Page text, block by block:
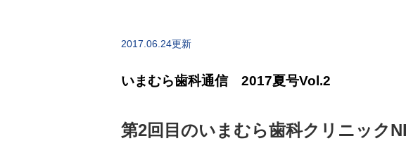
2017.06.24更新
いまむら歯科通信 2017夏号Vol.2
第2回目のいまむら歯科クリニック